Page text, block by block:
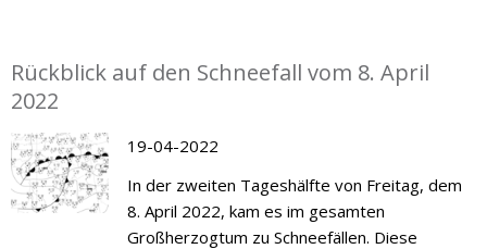
Rückblick auf den Schneefall vom 8. April
2022
19-04-2022
In der zweiten Tageshälfte von Freitag, dem
8. April 2022, kam es im gesamten
Großherzogtum zu Schneefällen. Diese